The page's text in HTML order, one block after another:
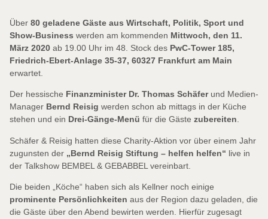
Über 80 geladene Gäste aus Wirtschaft, Politik, Sport und
Show-Business werden am kommenden Mittwoch, den 11.
März 2020 ab 19.00 Uhr im 48. Stock des PwC-Tower 185,
Friedrich-Ebert-Anlage 35-37, 60327 Frankfurt am Main
erwartet.
Der hessische Finanzminister Dr. Thomas Schäferund Medien-
Manager Bernd Reisig werden schon ab mittags in der Küche
stehen und ein Drei-Gänge-Menü für die Gäste zubereiten.
Schäfer & Reisig hatten diese Charity-Aktion vor über einem Jahr
zugunsten der „Bernd Reisig Stiftung – helfen helfen“ live in
der Talkshow BEMBEL & GEBABBEL vereinbart.
Die beiden „Köche“ haben sich als Kellner noch einige
prominente Persönlichkeiten aus der Region dazu geladen, die
die Gäste über den Abend bewirten werden. Hierfür zugesagt